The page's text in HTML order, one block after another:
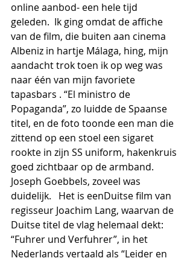
online aanbod- een hele tijd
geleden.  Ik ging omdat de affiche
van de film, die buiten aan cinema
Albeniz in hartje Málaga, hing, mijn
aandacht trok toen ik op weg was
naar één van mijn favoriete
tapasbars . “El ministro de
Popaganda”, zo luidde de Spaanse
titel, en de foto toonde een man die
zittend op een stoel een sigaret
rookte in zijn SS uniform, hakenkruis
goed zichtbaar op de armband.
Joseph Goebbels, zoveel was
duidelijk.   Het is eenDuitse film van
regisseur Joachim Lang, waarvan de
Duitse titel de vlag helemaal dekt:
“Fuhrer und Verfuhrer”, in het
Nederlands vertaald als “Leider en